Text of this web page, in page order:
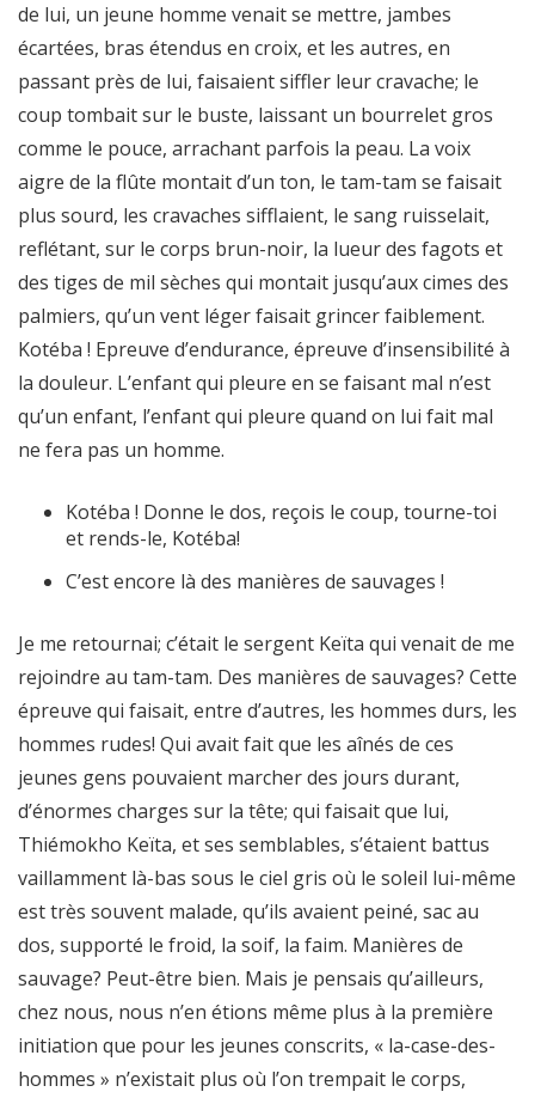
de lui, un jeune homme venait se mettre, jambes
écartées, bras étendus en croix, et les autres, en
passant près de lui, faisaient siffler leur cravache; le
coup tombait sur le buste, laissant un bourrelet gros
comme le pouce, arrachant parfois la peau. La voix
aigre de la flûte montait d’un ton, le tam-tam se faisait
plus sourd, les cravaches sifflaient, le sang ruisselait,
reflétant, sur le corps brun-noir, la lueur des fagots et
des tiges de mil sèches qui montait jusqu’aux cimes des
palmiers, qu’un vent léger faisait grincer faiblement.
Kotéba ! Epreuve d’endurance, épreuve d’insensibilité à
la douleur. L’enfant qui pleure en se faisant mal n’est
qu’un enfant, l’enfant qui pleure quand on lui fait mal
ne fera pas un homme.
Kotéba ! Donne le dos, reçois le coup, tourne-toi
et rends-le, Kotéba!
C’est encore là des manières de sauvages !
Je me retournai; c’était le sergent Keïta qui venait de me
rejoindre au tam-tam. Des manières de sauvages? Cette
épreuve qui faisait, entre d’autres, les hommes durs, les
hommes rudes! Qui avait fait que les aînés de ces
jeunes gens pouvaient marcher des jours durant,
d’énormes charges sur la tête; qui faisait que lui,
Thiémokho Keïta, et ses semblables, s’étaient battus
vaillamment là-bas sous le ciel gris où le soleil lui-même
est très souvent malade, qu’ils avaient peiné, sac au
dos, supporté le froid, la soif, la faim. Manières de
sauvage? Peut-être bien. Mais je pensais qu’ailleurs,
chez nous, nous n’en étions même plus à la première
initiation que pour les jeunes conscrits, « la-case-des-
hommes » n’existait plus où l’on trempait le corps,